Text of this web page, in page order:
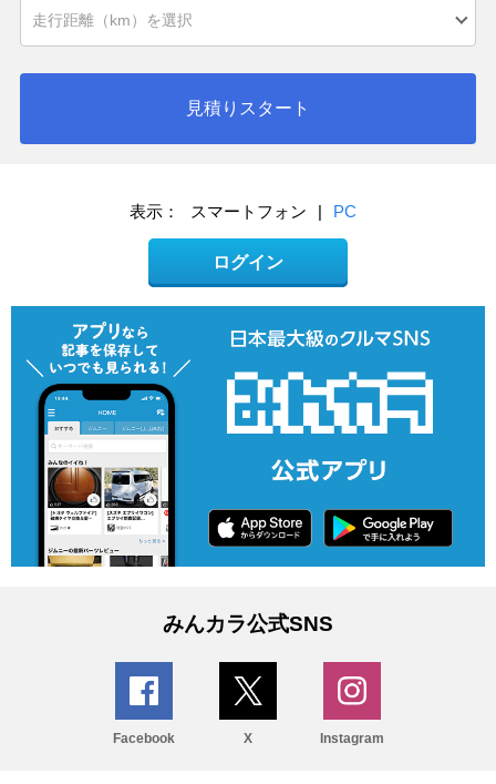
見積りスタート
表示： スマートフォン | PC
ログイン
みんカラ公式SNS
Facebook X Instagram